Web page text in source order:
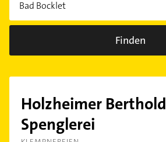
Finden
Holzheimer Berthold
Spenglerei